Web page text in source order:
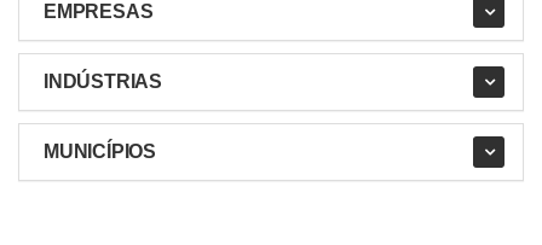
EMPRESAS
INDÚSTRIAS
MUNICÍPIOS